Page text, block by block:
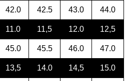
42.0 42.5 43.0 44.0
11.0 11,5 12.0 12,5
45.0 45.5 46.0 47.0
13,5 14.0 14,5 15.0